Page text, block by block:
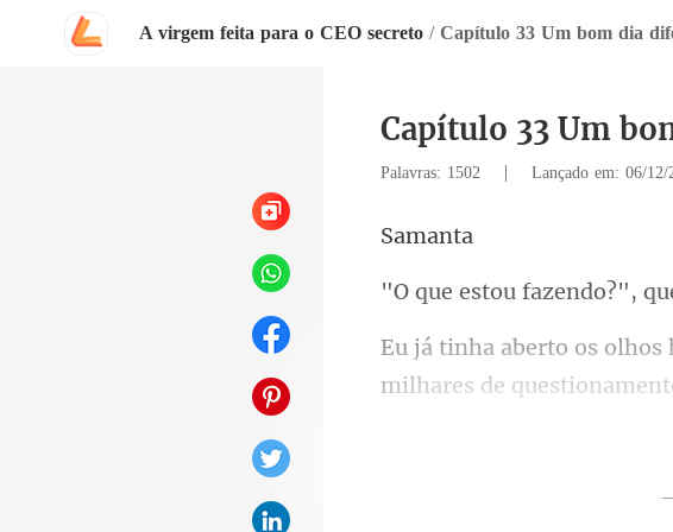
A virgem feita para o CEO secreto / Capítulo 33 Um bom dia
Capítulo 33 Um
Palavras: 1502 | Lançado em: 06/12/
ma
fazendo?",
milhares de